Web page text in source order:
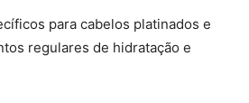
para cabelos platinados e
regulares de hidratação e